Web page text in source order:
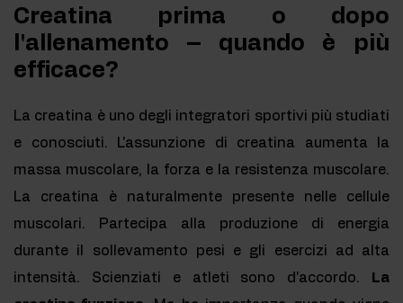
Creatina prima o dopo
l'allenamento – quando è più
efficace?
La creatina è uno degli integratori sportivi più studiati
e conosciuti. L'assunzione di creatina aumenta la
massa muscolare, la forza e la resistenza muscolare.
La creatina è naturalmente presente nelle cellule
muscolari. Partecipa alla produzione di energia
durante il sollevamento pesi e gli esercizi ad alta
intensità. Scienziati e atleti sono d'accordo.
La